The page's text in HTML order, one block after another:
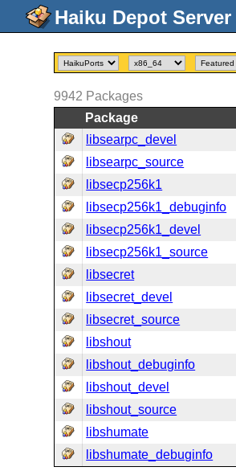
9942 Packages
Package
libsearpc_devel
libsearpc_source
libsecp256k1
libsecp256k1_debuginfo
libsecp256k1_devel
libsecp256k1_source
libsecret
libsecret_devel
libsecret_source
libshout
libshout_debuginfo
libshout_devel
libshout_source
libshumate
libshumate_debuginfo